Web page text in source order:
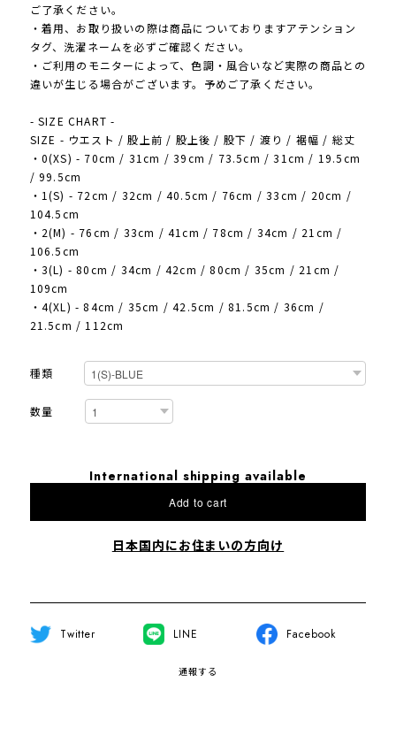
ご了承ください。
・着用、お取り扱いの際は商品についておりますアテンション
タグ、洗濯ネームを必ずご確認ください。
・ご利用のモニターによって、色調・風合いなど実際の商品との
違いが生じる場合がございます。予めご了承ください。
- SIZE CHART -
SIZE - ウエスト / 股上前 / 股上後 / 股下 / 渡り / 裾幅 / 総丈
・0(XS) - 70cm / 31cm / 39cm / 73.5cm / 31cm / 19.5cm
/ 99.5cm
・1(S) - 72cm / 32cm / 40.5cm / 76cm / 33cm / 20cm /
104.5cm
・2(M) - 76cm / 33cm / 41cm / 78cm / 34cm / 21cm /
106.5cm
・3(L) - 80cm / 34cm / 42cm / 80cm / 35cm / 21cm /
109cm
・4(XL) - 84cm / 35cm / 42.5cm / 81.5cm / 36cm /
21.5cm / 112cm
種類
数量
International shipping available
Add to cart
日本国内にお住まいの方向け
Twitter LINE Facebook
通報する